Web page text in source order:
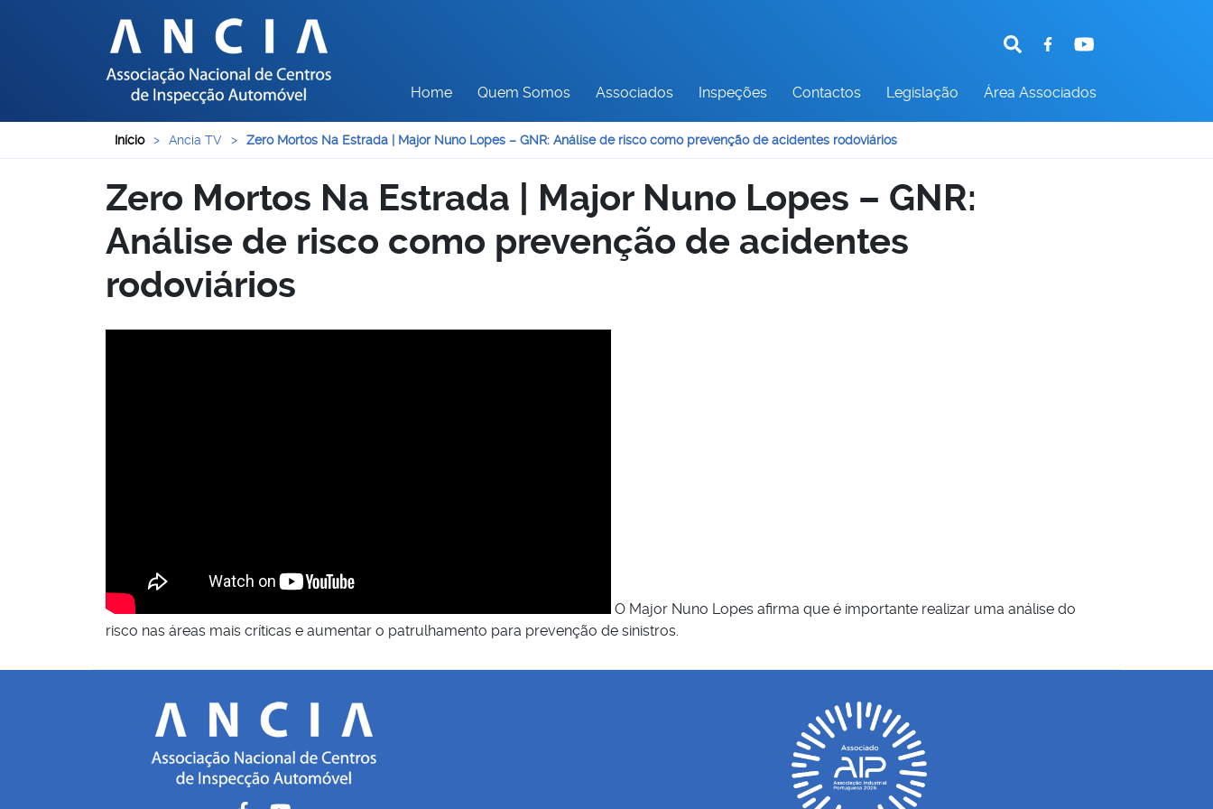
Home Quem Somos Associados Inspeções Contactos Legislação Área Associados
Início > Ancia TV > Zero Mortos Na Estrada | Major Nuno Lopes – GNR: Análise de risco como prevenção de acidentes rodoviários
Zero Mortos Na Estrada | Major Nuno Lopes – GNR:
Análise de risco como prevenção de acidentes
rodoviários
O Major Nuno Lopes afirma que é importante realizar uma análise do
risco nas áreas mais críticas e aumentar o patrulhamento para prevenção de sinistros.